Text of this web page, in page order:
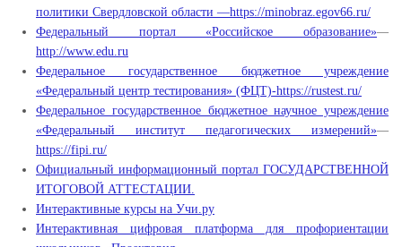
политики Свердловской области —https://minobraz.egov66.ru/
Федеральный портал «Российское образование»—
http://www.edu.ru
Федеральное государственное бюджетное учреждение
«Федеральный центр тестирования» (ФЦТ)-https://rustest.ru/
Федеральное государственное бюджетное научное учреждение
«Федеральный институт педагогических измерений»—
https://fipi.ru/
Официальный информационный портал ГОСУДАРСТВЕННОЙ
ИТОГОВОЙ АТТЕСТАЦИИ.
Интерактивные курсы на Учи.ру
Интерактивная цифровая платформа для профориентации